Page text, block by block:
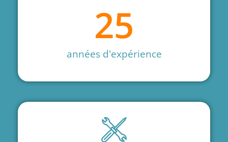
années d'expérience
25